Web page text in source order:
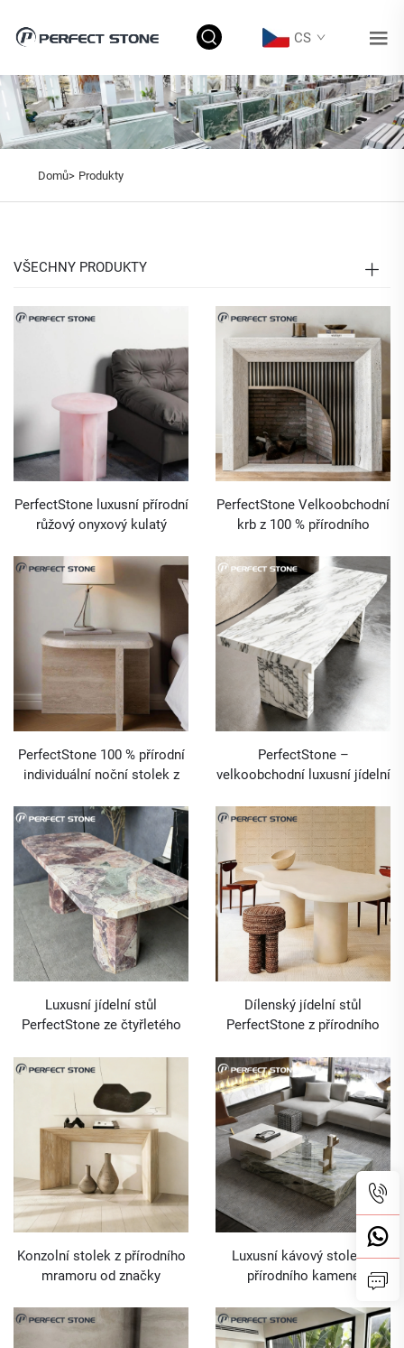
CS
Domů> Produkty
VŠECHNY PRODUKTY
PerfectStone luxusní přírodní
růžový onyxový kulatý
dekorativní nábytkové řešení
vyšší třídy
PerfectStone Velkoobchodní
krb z 100 % přírodního
výstavbu luxusních vil a
hotelů
PerfectStone 100 % přírodní
individuální noční stolek z
vily nebo hotelu
PerfectStone –
velkoobchodní luxusní jídelní
pro stavební projekty vysoce
kvalitních vil a hotelů
Luxusní jídelní stůl
PerfectStone ze čtyřletého
projekty vysoce kvalitních vil
a hotelů
Dílenský jídelní stůl
PerfectStone z přírodního
výstavbu vysoce kvalitních
vil a hotelů
Konzolní stolek z přírodního
mramoru od značky
velkoobchodní nabídka pro
vnitřní stavební projekty
Luxusní kávový stolek z
přírodního kamene
PerfectStone v elegantním
stylu pro stavební projekty